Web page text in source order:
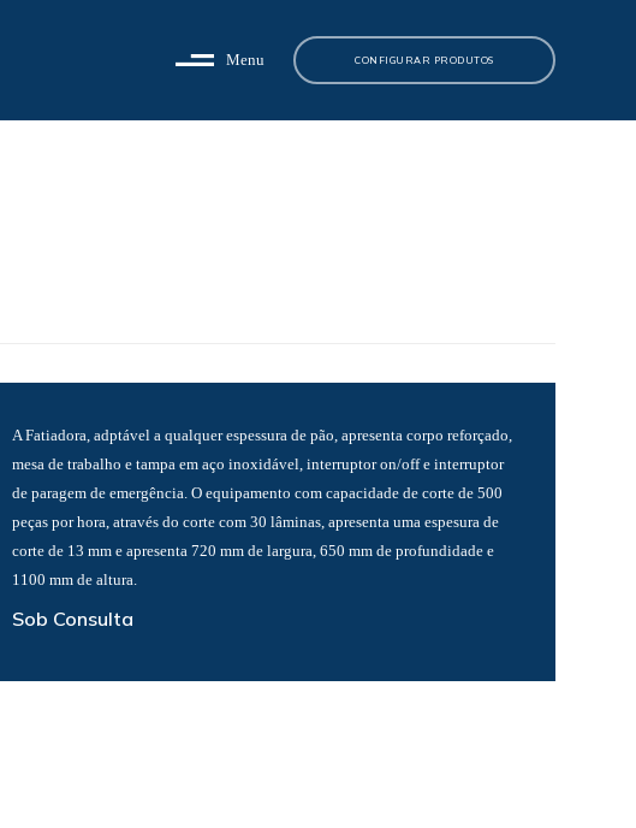
Menu CONFIGURAR PRODUTOS
A Fatiadora, adptável a qualquer espessura de pão, apresenta corpo reforçado,
mesa de trabalho e tampa em aço inoxidável, interruptor on/off e interruptor
de paragem de emergência. O equipamento com capacidade de corte de 500
peças por hora, através do corte com 30 lâminas, apresenta uma espesura de
corte de 13 mm e apresenta 720 mm de largura, 650 mm de profundidade e
1100 mm de altura.
Sob Consulta